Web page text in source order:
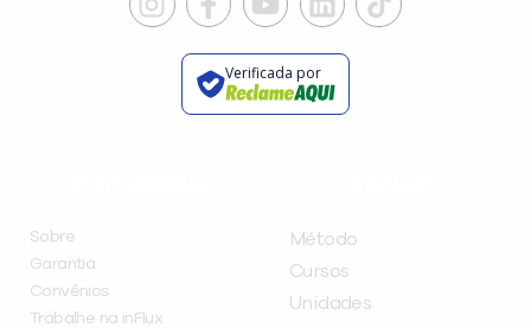
Verificada por
Sobre
Garantia
Convênios
Trabalhe na inFlux
Método
Cursos
Unidades